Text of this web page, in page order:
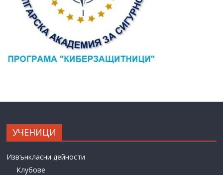
УЧЕНИЦИ
Извънкласни дейности
Клубове